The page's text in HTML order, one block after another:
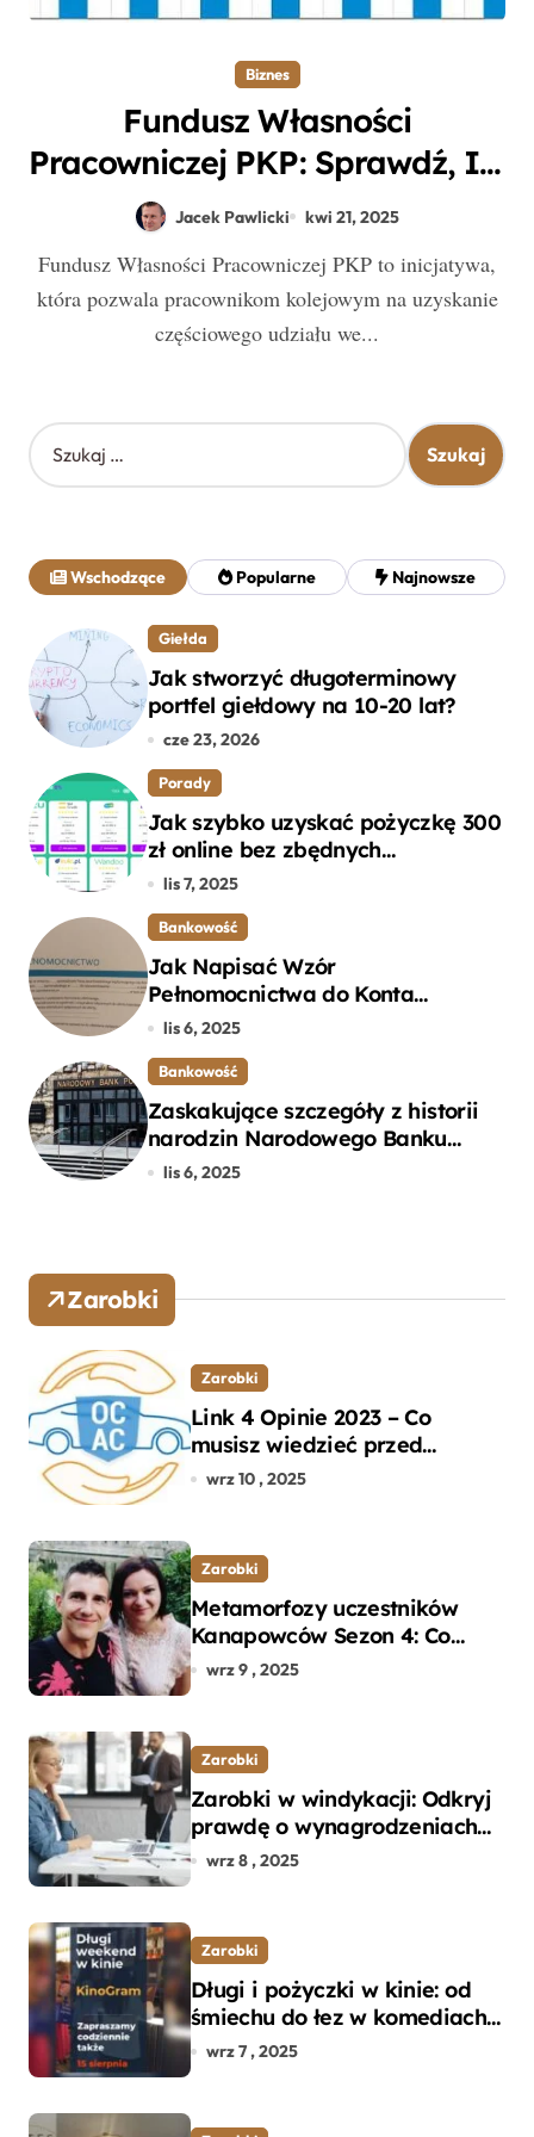
Biznes
Fundusz Własności
Pracowniczej PKP: Sprawdź, Ile
Jednostek Możesz Otrzymać!
Jacek Pawlicki kwi 21, 2025
Fundusz Własności Pracowniczej PKP to inicjatywa,
która pozwala pracownikom kolejowym na uzyskanie
częściowego udziału we...
S
z
j
:
Wschodzące Popularne Najnowsze
Giełda
Jak stworzyć długoterminowy
portfel giełdowy na 10-20 lat?
cze 23, 2026
Porady
Jak szybko uzyskać pożyczkę 300
zł online bez zbędnych
formalności?
lis 7, 2025
Bankowość
Jak Napisać Wzór
Pełnomocnictwa do Konta
Bankowego – Praktyczny
lis 6, 2025
Bankowość
Zaskakujące szczegóły z historii
narodzin Narodowego Banku
Polskiego, o których mogłeś nie
lis 6, 2025
Zarobki
Zarobki
Link 4 Opinie 2023 – Co
musisz wiedzieć przed
wyborem ubezpieczenia OC i
wrz 10 , 2025
Zarobki
Metamorfozy uczestników
Kanapowców Sezon 4: Co
naprawdę zaskoczyło
wrz 9 , 2025
Zarobki
Zarobki w windykacji: Odkryj
prawdę o wynagrodzeniach
specjalistów w branży
wrz 8 , 2025
Zarobki
Długi i pożyczki w kinie: od
śmiechu do łez w komediach i
dramatach
wrz 7 , 2025